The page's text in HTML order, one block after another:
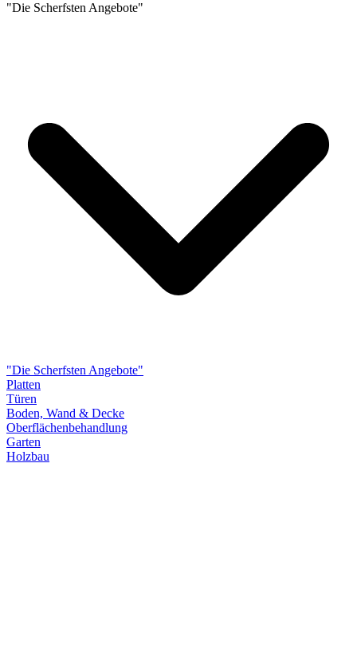
"Die Scherfsten Angebote"
"Die Scherfsten Angebote"
Platten
Türen
Boden, Wand & Decke
Oberflächenbehandlung
Garten
Holzbau